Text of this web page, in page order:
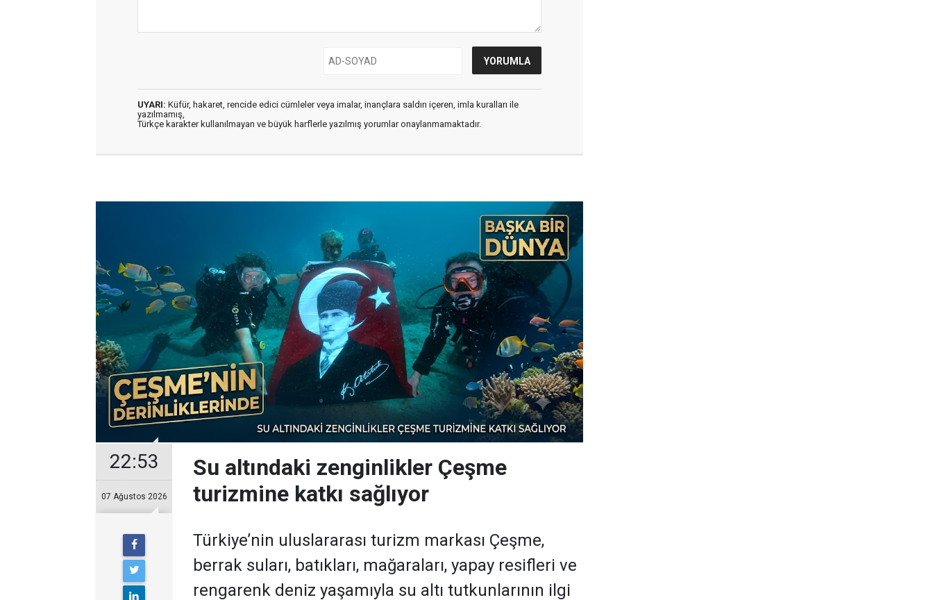
UYARI: Küfür, hakaret, rencide edici cümleler veya imalar, inançlara saldırı içeren, imla kuralları ile
yazılmamış,
Türkçe karakter kullanılmayan ve büyük harflerle yazılmış yorumlar onaylanmamaktadır.
22:53
07 Ağustos 2026
Su altındaki zenginlikler Çeşme
turizmine katkı sağlıyor
Türkiye’nin uluslararası turizm markası Çeşme,
berrak suları, batıkları, mağaraları, yapay resifleri ve
rengarenk deniz yaşamıyla su altı tutkunlarının ilgi